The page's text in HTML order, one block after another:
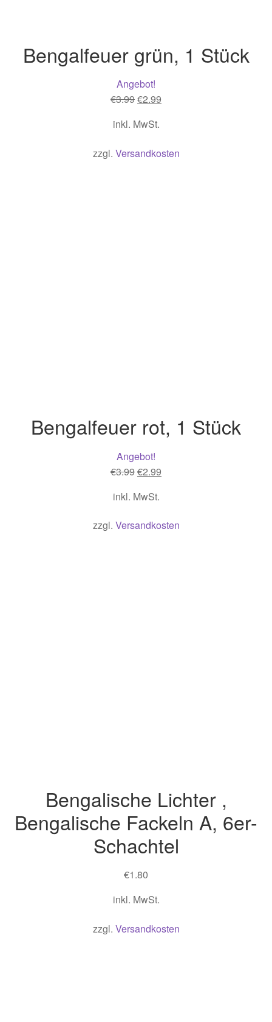
Bengalfeuer grün, 1 Stück
Angebot!
€3.99Ursprünglicher
war:
€2.99
inkl. MwSt.
zzgl. Versandkosten
Bengalfeuer rot, 1 Stück
Angebot!
€3.99Ursprünglicher
war:
€2.99
inkl. MwSt.
zzgl. Versandkosten
Bengalische Lichter ,
Bengalische Fackeln A, 6er-
Schachtel
€1.80
inkl. MwSt.
zzgl. Versandkosten